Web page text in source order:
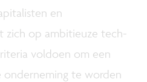
en
zich op ambitieuze tech-
voldoen om een
onderneming te worden